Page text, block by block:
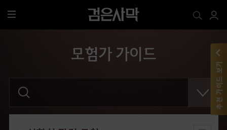
전
모험가 가이드
를
입
추천 가이드 보기